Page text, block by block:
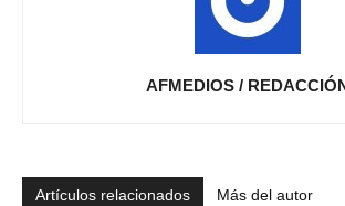
AFMEDIOS /
Artículos relacionados Más del autor